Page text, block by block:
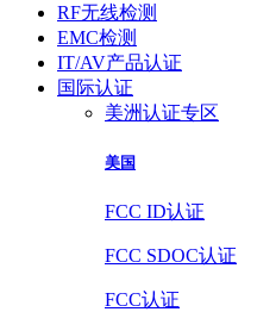
RF无线检测
EMC检测
IT/AV产品认证
国际认证
美洲认证专区
美国
FCC ID认证
FCC SDOC认证
FCC认证